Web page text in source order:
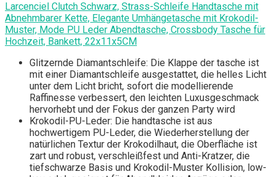
Larcenciel Clutch Schwarz, Strass-Schleife Handtasche mit
Abnehmbarer Kette, Elegante Umhängetasche mit Krokodil-
Muster, Mode PU Leder Abendtasche, Crossbody Tasche für
Hochzeit, Bankett, 22x11x5CM
Glitzernde Diamantschleife: Die Klappe der tasche ist
mit einer Diamantschleife ausgestattet, die helles Licht
unter dem Licht bricht, sofort die modellierende
Raffinesse verbessert, den leichten Luxusgeschmack
hervorhebt und der Fokus der ganzen Party wird
Krokodil-PU-Leder: Die handtasche ist aus
hochwertigem PU-Leder, die Wiederherstellung der
natürlichen Textur der Krokodilhaut, die Oberfläche ist
zart und robust, verschleißfest und Anti-Kratzer, die
tiefschwarze Basis und Krokodil-Muster Kollision, low-